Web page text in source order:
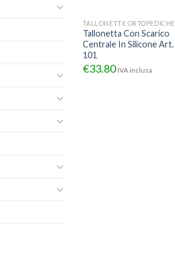
TALLONETTE ORTOPEDICHE
Tallonetta Con Scarico
Centrale In Silicone Art.
101
€33.80 IVA inclusa